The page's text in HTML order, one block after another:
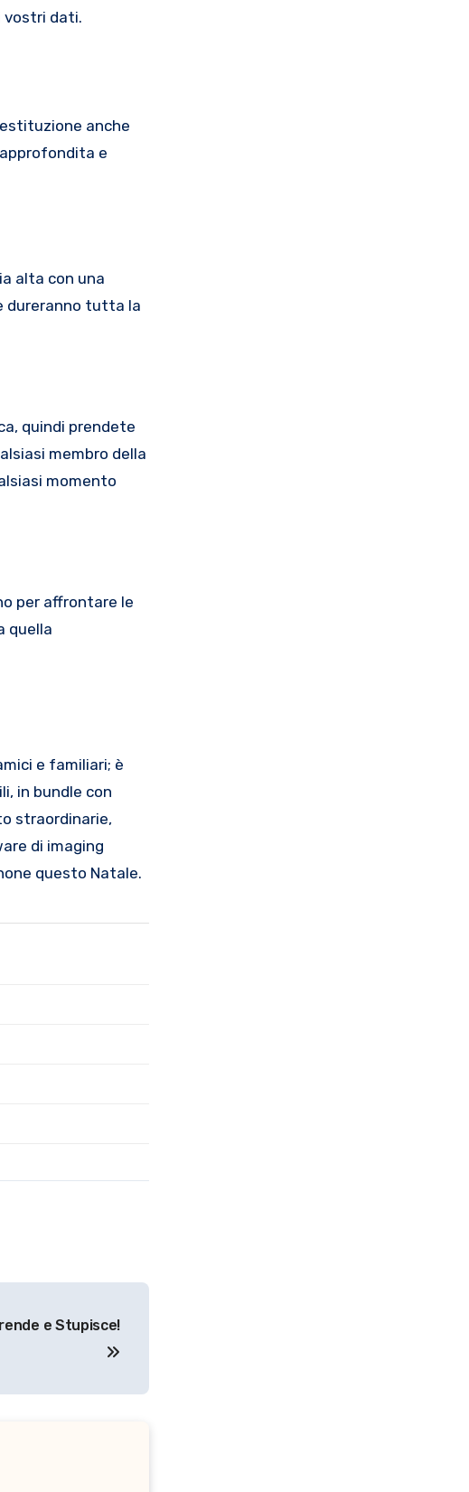
vostri dati.
anche
e
alta con una
dureranno tutta la
quindi prendete
membro della
momento
per affrontare le
quella
e familiari; è
in bundle con
straordinarie,
di imaging
questo Natale.
e Stupisce!